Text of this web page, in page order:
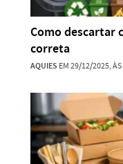
Como descartar
correta
AQUIES EM 29/12/2025,